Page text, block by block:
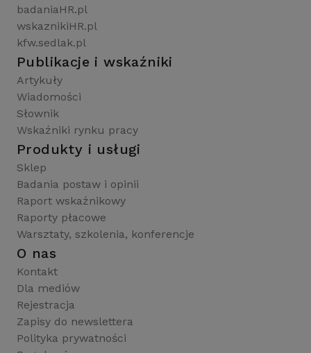
badaniaHR.pl
wskaznikiHR.pl
kfw.sedlak.pl
Publikacje i wskaźniki
Artykuły
Wiadomości
Słownik
Wskaźniki rynku pracy
Produkty i usługi
Sklep
Badania postaw i opinii
Raport wskaźnikowy
Raporty płacowe
Warsztaty, szkolenia, konferencje
O nas
Kontakt
Dla mediów
Rejestracja
Zapisy do newslettera
Polityka prywatności